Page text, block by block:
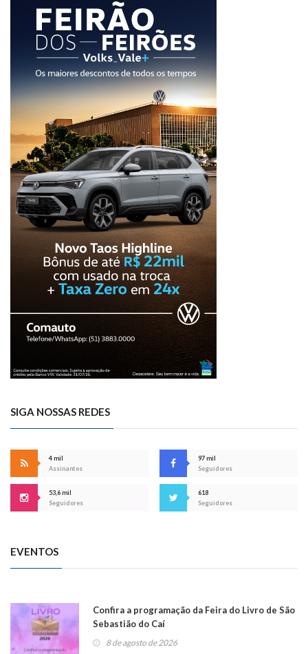
SIGA NOSSAS REDES
4 mil
Assinantes
97 mil
Seguidores
53,6 mil
Seguidores
618
Seguidores
EVENTOS
Confira a programação da Feira do Livro de São
Sebastião do Caí
8 de agosto de 2026